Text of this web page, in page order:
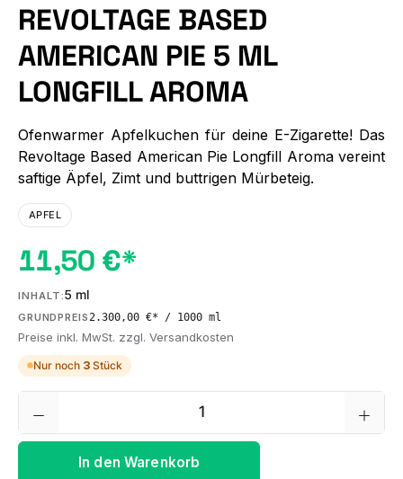
REVOLTAGE BASED
AMERICAN PIE 5 ML
LONGFILL AROMA
Ofenwarmer Apfelkuchen für deine E-Zigarette! Das
Revoltage Based American Pie Longfill Aroma vereint
saftige Äpfel, Zimt und buttrigen Mürbeteig.
APFEL
11,50 €*
INHALT:5 ml
GRUNDPREIS 2.300,00 €* / 1000 ml
Preise inkl. MwSt. zzgl. Versandkosten
Nur noch 3 Stück
Produkt Anzahl: Gib den
In den Warenkorb